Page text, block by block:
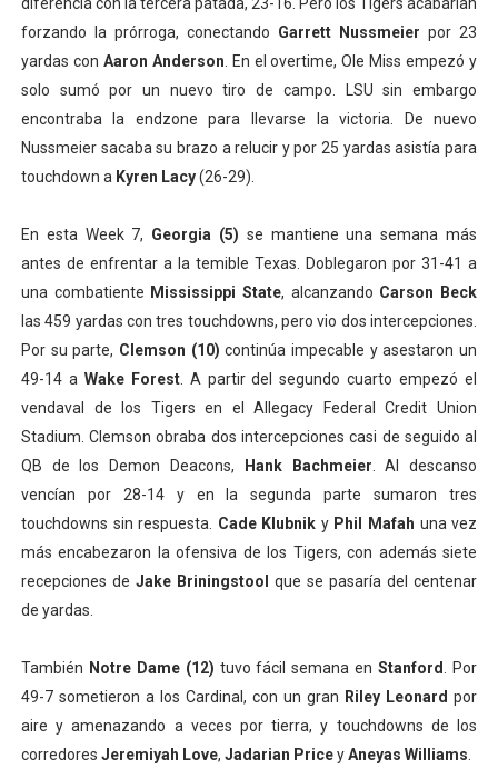
forzando la prórroga, conectando Garrett Nussmeier por 23
yardas con Aaron Anderson . En el overtime, Ole Miss empezó y
solo sumó por un nuevo tiro de campo. LSU sin embargo
encontraba la endzone para llevarse la victoria. De nuevo
Nussmeier sacaba su brazo a relucir y por 25 yardas asistía para
touchdown a Kyren Lacy(26-29).
En esta Week 7, Georgia (5) se mantiene una semana más
antes de enfrentar a la temible Texas. Doblegaron por 31-41 a
una combatiente Mississippi State, alcanzando Carson Beck
las 459 yardas con tres touchdowns, pero vio dos intercepciones.
Por su parte, Clemson (10) continúa impecable y asestaron un
49-14 a Wake Forest. A partir del segundo cuarto empezó el
vendaval de los Tigers en el Allegacy Federal Credit Union
Stadium. Clemson obraba dos intercepciones casi de seguido al
QB de los Demon Deacons,
Hank Bachmeier . Al descanso
vencían por 28-14 y en la segunda parte sumaron tres
touchdowns sin respuesta. Cade Klubnik y Phil Mafah una vez
más encabezaron la ofensiva de los Tigers, con además siete
recepciones de Jake Briningstool
que se pasaría del centenar
de yardas.
También Notre Dame (12) tuvo fácil semana enStanford
. Por
49-7 sometieron a los Cardinal, con un gran Riley Leonard por
aire y amenazando a veces por tierra, y touchdowns de los
corredores Jeremiyah Love, Jadarian PriceyAneyas Williams